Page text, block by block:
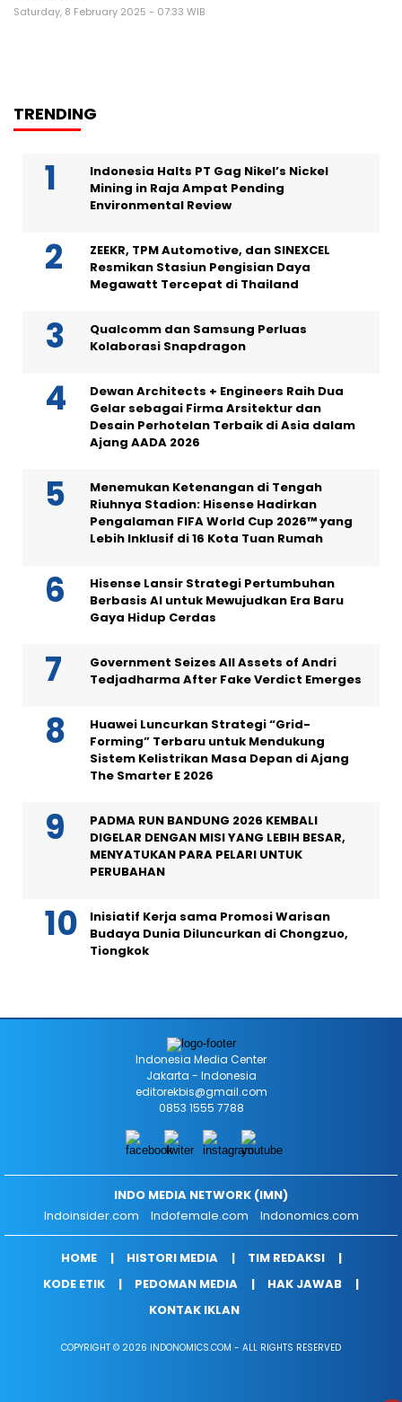
Saturday, 8 February 2025 - 07:33 WIB
TRENDING
Indonesia Halts PT Gag Nikel’s Nickel
Mining in Raja Ampat Pending
Environmental Review
ZEEKR, TPM Automotive, dan SINEXCEL
Resmikan Stasiun Pengisian Daya
Megawatt Tercepat di Thailand
Qualcomm dan Samsung Perluas
Kolaborasi Snapdragon
Dewan Architects + Engineers Raih Dua
Gelar sebagai Firma Arsitektur dan
Desain Perhotelan Terbaik di Asia dalam
Ajang AADA 2026
Menemukan Ketenangan di Tengah
Riuhnya Stadion: Hisense Hadirkan
Pengalaman FIFA World Cup 2026™ yang
Lebih Inklusif di 16 Kota Tuan Rumah
Hisense Lansir Strategi Pertumbuhan
Berbasis AI untuk Mewujudkan Era Baru
Gaya Hidup Cerdas
Government Seizes All Assets of Andri
Tedjadharma After Fake Verdict Emerges
Huawei Luncurkan Strategi “Grid-
Forming” Terbaru untuk Mendukung
Sistem Kelistrikan Masa Depan di Ajang
The Smarter E 2026
PADMA RUN BANDUNG 2026 KEMBALI
DIGELAR DENGAN MISI YANG LEBIH BESAR,
MENYATUKAN PARA PELARI UNTUK
PERUBAHAN
Inisiatif Kerja sama Promosi Warisan
Budaya Dunia Diluncurkan di Chongzuo,
Tiongkok
Indonesia Media Center
Jakarta - Indonesia
editorekbis@gmail.com
0853 1555 7788
INDO MEDIA NETWORK (IMN)
Indoinsider.com
Indofemale.com Indonomics.com
HOME HISTORI MEDIA
TIM REDAKSI
KODE ETIK
PEDOMAN MEDIA
HAK JAWAB
KONTAK IKLAN
COPYRIGHT © 2026 INDONOMICS.COM - ALL RIGHTS RESERVED